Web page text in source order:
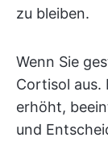
zu bleiben.
Wenn Sie
Cortisol aus.
erhöht,
und